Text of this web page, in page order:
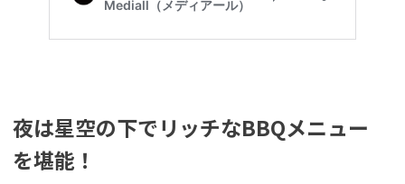
夜は星空の下でリッチなBBQメニュー
を堪能！